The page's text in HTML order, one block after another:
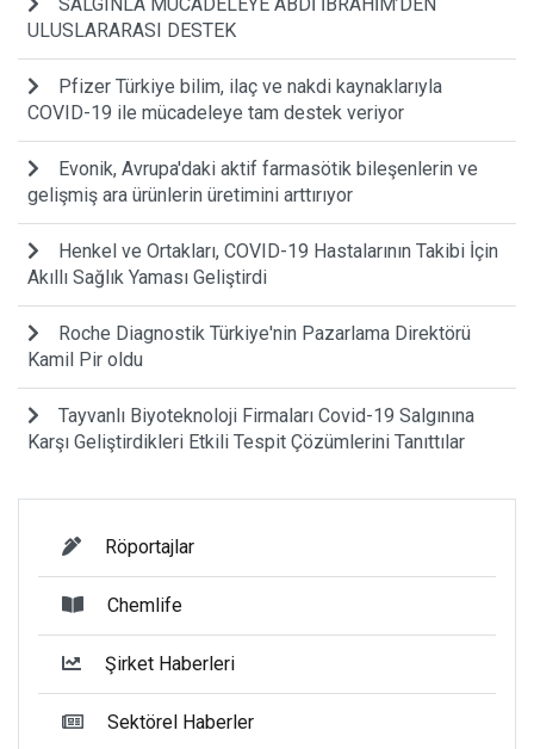
ULUSLARARASI DESTEK
Pfizer Türkiye bilim, ilaç ve nakdi kaynaklarıyla
COVID-19 ile mücadeleye tam destek veriyor
Evonik, Avrupa'daki aktif farmasötik bileşenlerin ve
gelişmiş ara ürünlerin üretimini arttırıyor
Henkel ve Ortakları, COVID-19 Hastalarının Takibi İçin
Akıllı Sağlık Yaması Geliştirdi
Roche Diagnostik Türkiye'nin Pazarlama Direktörü
Kamil Pir oldu
Tayvanlı Biyoteknoloji Firmaları Covid-19 Salgınına
Karşı Geliştirdikleri Etkili Tespit Çözümlerini Tanıttılar
Röportajlar
Chemlife
Şirket Haberleri
Sektörel Haberler